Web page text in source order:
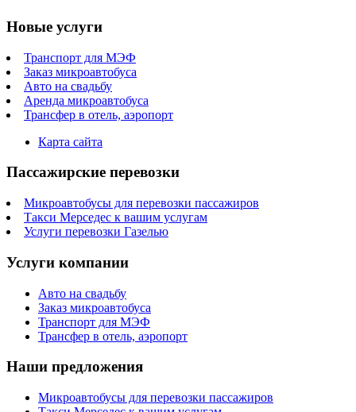
Новые услуги
Транспорт для МЭФ
Заказ микроавтобуса
Авто на свадьбу
Аренда микроавтобуса
Трансфер в отель, аэропорт
Карта сайта
Пассажирские перевозки
Микроавтобусы для перевозки пассажиров
Такси Мерседес к вашим услугам
Услуги перевозки Газелью
Услуги компании
Авто на свадьбу
Заказ микроавтобуса
Транспорт для МЭФ
Трансфер в отель, аэропорт
Наши предложения
Микроавтобусы для перевозки пассажиров